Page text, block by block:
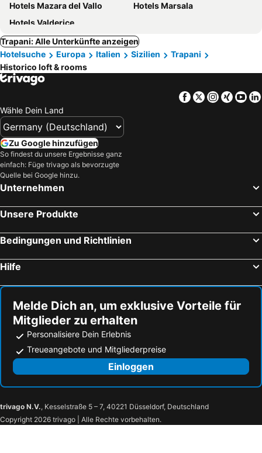
Hotels Mazara del Vallo
Hotels Marsala
Hotels Valderice
Trapani: Alle Unterkünfte anzeigen
Hotelsuche
Europa Italien Sizilien
Trapani
Historico loft & rooms
Facebook
TwitterXing
Wähle Dein Land
Zu Google hinzufügen
So findest du unsere Ergebnisse ganz
einfach: Füge trivago als bevorzugte
Quelle bei Google hinzu.
Unternehmen
Unsere Produkte
Bedingungen und Richtlinien
Hilfe
Melde Dich an, um exklusive Vorteile für
Mitglieder zu erhalten
Personalisiere Dein Erlebnis
Treueangebote und Mitgliederpreise
Einloggen
trivago N.V., Kesselstraße 5 – 7, 40221 Düsseldorf, Deutschland
Copyright 2026 trivago | Alle Rechte vorbehalten.